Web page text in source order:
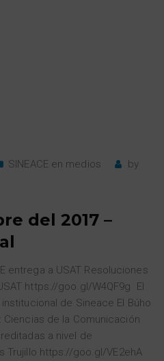
SINEACE en medios
by
del 2017 –
entrega a USAT Resoluciones
https://goo.gl/W4QF9g El
de Sineace El Búho
de la Comunicación
a nivel de
Trujillo https://goo.gl/VE2ehA